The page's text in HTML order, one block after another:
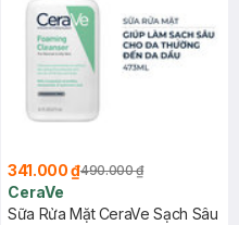
341.000 ₫490.000 ₫
CeraVe
Sữa Rửa Mặt CeraVe Sạch Sâu